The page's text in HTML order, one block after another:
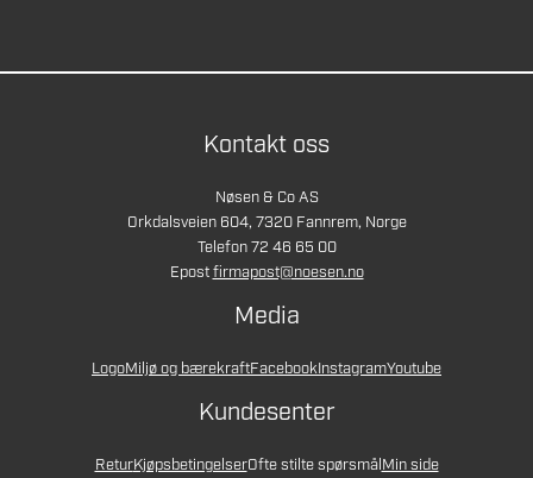
Kontakt oss
Nøsen & Co AS
Orkdalsveien 604, 7320 Fannrem, Norge
Telefon 72 46 65 00
Epostfirmapost@noesen.no
Media
LogoMiljø og bærekraftFacebookInstagramYoutube
Kundesenter
ReturKjøpsbetingelserOfte stilte spørsmålMin side